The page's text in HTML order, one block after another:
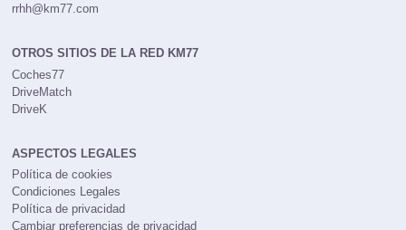
rrhh@km77.com
OTROS SITIOS DE LA RED KM77
Coches77
DriveMatch
DriveK
ASPECTOS LEGALES
Política de cookies
Condiciones Legales
Política de privacidad
Cambiar preferencias de privacidad